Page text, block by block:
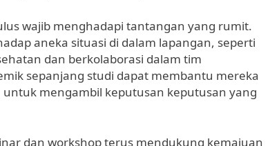
wajib menghadapi tantangan yang rumit.
aneka situasi di dalam lapangan, seperti
dan berkolaborasi dalam tim
sepanjang studi dapat membantu mereka
mengambil keputusan keputusan yang
dan workshop terus mendukung kemajuan